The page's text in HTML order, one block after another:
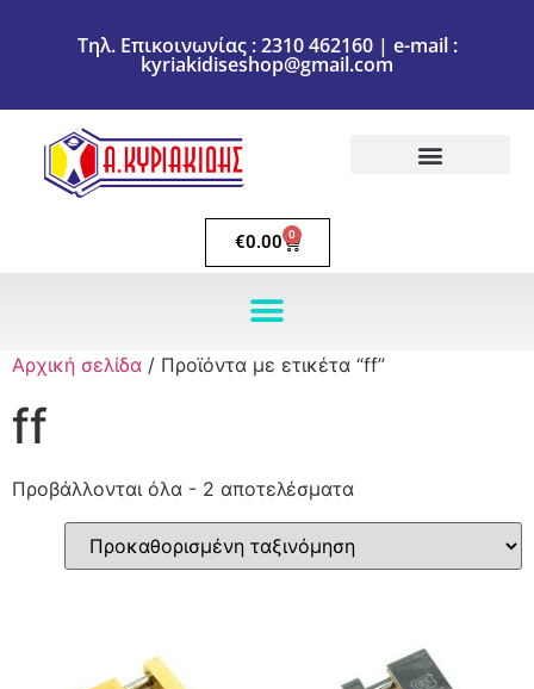
Τηλ. Επικοινωνίας : 2310 462160 | e-mail :
kyriakidiseshop@gmail.com
€0.00 0
Αρχική σελίδα / Προϊόντα με ετικέτα “ff”
ff
Προβάλλονται όλα - 2 αποτελέσματα